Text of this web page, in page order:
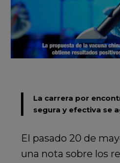
La carrera por
segura y efectiva se
El pasado 20 de
una nota sobre los